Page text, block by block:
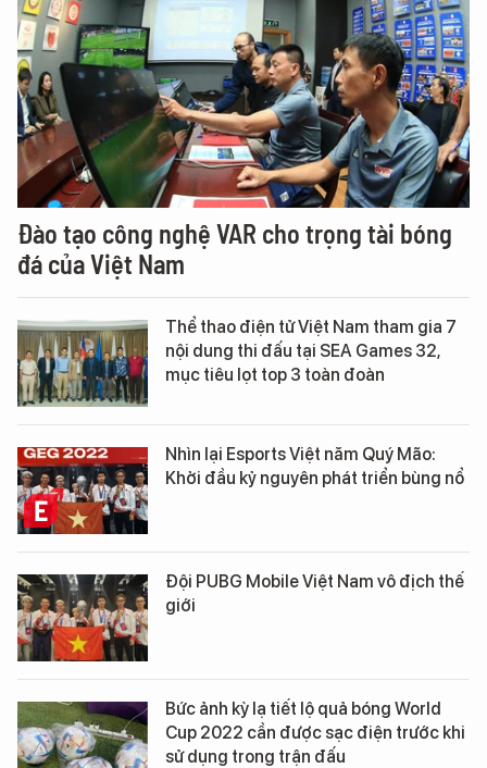
Đào tạo công nghệ VAR cho trọng tài bóng
đá của Việt Nam
Thể thao điện tử Việt Nam tham gia 7
nội dung thi đấu tại SEA Games 32,
mục tiêu lọt top 3 toàn đoàn
Nhìn lại Esports Việt năm Quý Mão:
Khởi đầu kỷ nguyên phát triển bùng nổ
Đội PUBG Mobile Việt Nam vô địch thế
giới
Bức ảnh kỳ lạ tiết lộ quả bóng World
Cup 2022 cần được sạc điện trước khi
sử dụng trong trận đấu